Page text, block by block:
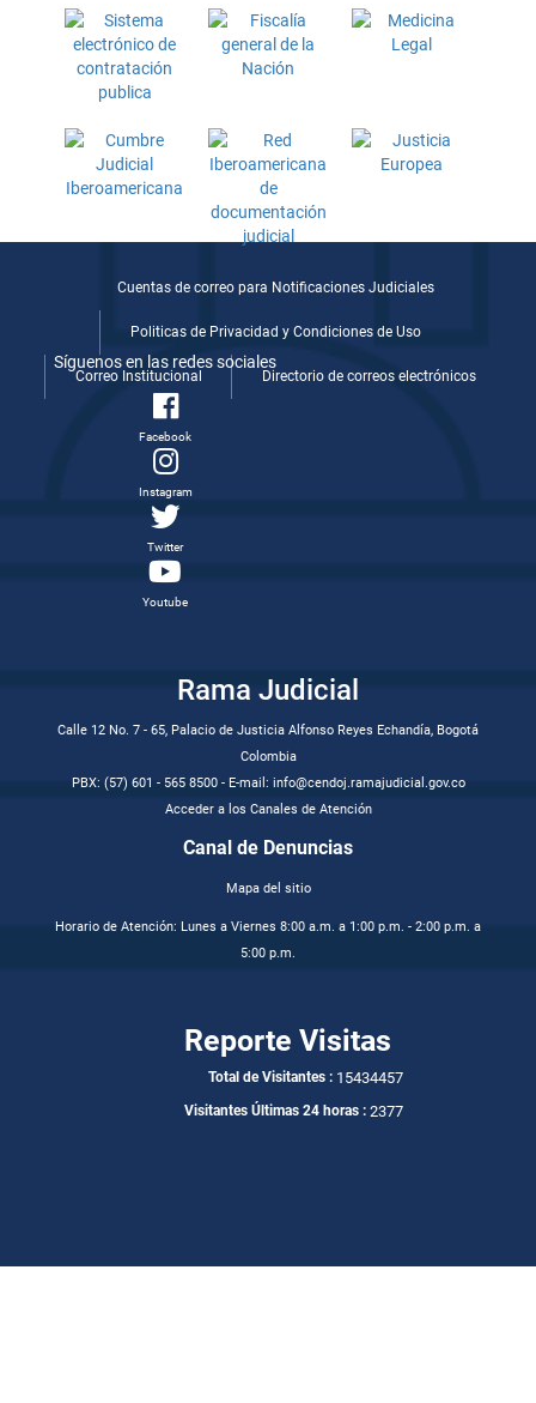
Cuentas de correo para Notificaciones Judiciales
Politicas de Privacidad y Condiciones de Uso
Correo Institucional Directorio de correos electrónicos
Síguenos en las redes sociales
Facebook
Instagram
Twitter
Youtube
Rama Judicial
Calle 12 No. 7 - 65, Palacio de Justicia Alfonso Reyes Echandía, Bogotá
Colombia
PBX: (57) 601 - 565 8500 - E-mail: info@cendoj.ramajudicial.gov.co
Acceder a los Canales de Atención
Canal de Denuncias
Mapa del sitio
Horario de Atención: Lunes a Viernes 8:00 a.m. a 1:00 p.m. - 2:00 p.m. a
5:00 p.m.
Reporte Visitas
Total de Visitantes : 15434457
Visitantes Últimas 24 horas : 2377